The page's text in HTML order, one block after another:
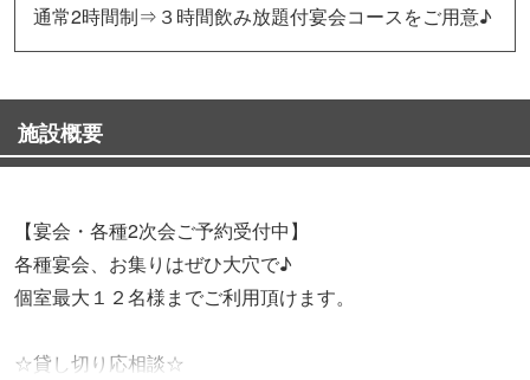
通常2時間制⇒３時間飲み放題付宴会コースをご用意♪
施設概要
【宴会・各種2次会ご予約受付中】
各種宴会、お集りはぜひ大穴で♪
個室最大１２名様までご利用頂けます。
☆貸し切り応相談☆